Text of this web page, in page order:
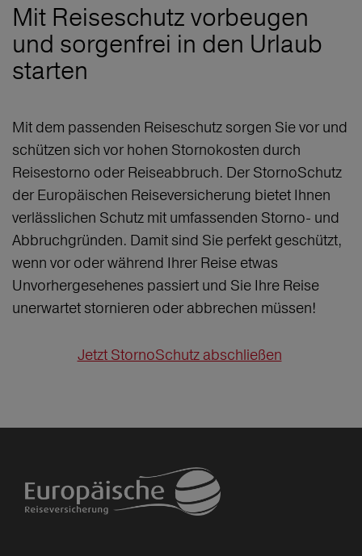
Mit Reiseschutz vorbeugen
und sorgenfrei in den Urlaub
starten
Mit dem passenden Reiseschutz sorgen Sie vor und
schützen sich vor hohen Stornokosten durch
Reisestorno oder Reiseabbruch. Der StornoSchutz
der Europäischen Reiseversicherung bietet Ihnen
verlässlichen Schutz mit umfassenden Storno- und
Abbruchgründen. Damit sind Sie perfekt geschützt,
wenn vor oder während Ihrer Reise etwas
Unvorhergesehenes passiert und Sie Ihre Reise
unerwartet stornieren oder abbrechen müssen!
Jetzt StornoSchutz abschließen